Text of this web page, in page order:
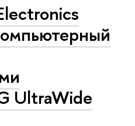
UltraWide